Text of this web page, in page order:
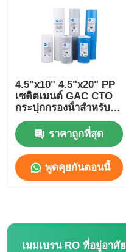
4.5"x10" 4.5"x20" PP
เซดิตเมนต์ GAC CTO
กระปุกกรองน้ําสําหรับ
บ้านสีฟ้าใหญ่
ราคาถูกที่สุด
พูดคุยกันตอนนี้
เมมเบรน RO ที่อยู่อาศัย